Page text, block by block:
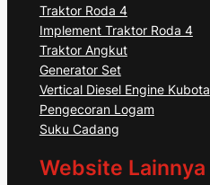
Traktor Roda 4
Implement Traktor Roda 4
Traktor Angkut
Generator Set
Vertical Diesel Engine Kubota
Pengecoran Logam
Suku Cadang
Website Lainnya